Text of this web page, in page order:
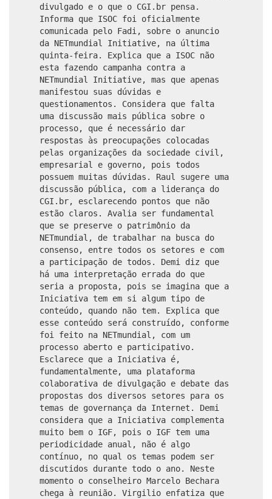
divulgado e o que o CGI.br pensa.
Informa que ISOC foi oficialmente
comunicada pelo Fadi, sobre o anuncio
da NETmundial Initiative, na última
quinta-feira. Explica que a ISOC não
esta fazendo campanha contra a
NETmundial Initiative, mas que apenas
manifestou suas dúvidas e
questionamentos. Considera que falta
uma discussão mais pública sobre o
processo, que é necessário dar
respostas às preocupações colocadas
pelas organizações da sociedade civil,
empresarial e governo, pois todos
possuem muitas dúvidas. Raul sugere uma
discussão pública, com a liderança do
CGI.br, esclarecendo pontos que não
estão claros. Avalia ser fundamental
que se preserve o patrimônio da
NETmundial, de trabalhar na busca do
consenso, entre todos os setores e com
a participação de todos. Demi diz que
há uma interpretação errada do que
seria a proposta, pois se imagina que a
Iniciativa tem em si algum tipo de
conteúdo, quando não tem. Explica que
esse conteúdo será construído, conforme
foi feito na NETmundial, com um
processo aberto e participativo.
Esclarece que a Iniciativa é,
fundamentalmente, uma plataforma
colaborativa de divulgação e debate das
propostas dos diversos setores para os
temas de governança da Internet. Demi
considera que a Iniciativa complementa
muito bem o IGF, pois o IGF tem uma
periodicidade anual, não é algo
contínuo, no qual os temas podem ser
discutidos durante todo o ano. Neste
momento o conselheiro Marcelo Bechara
chega à reunião. Virgilio enfatiza que